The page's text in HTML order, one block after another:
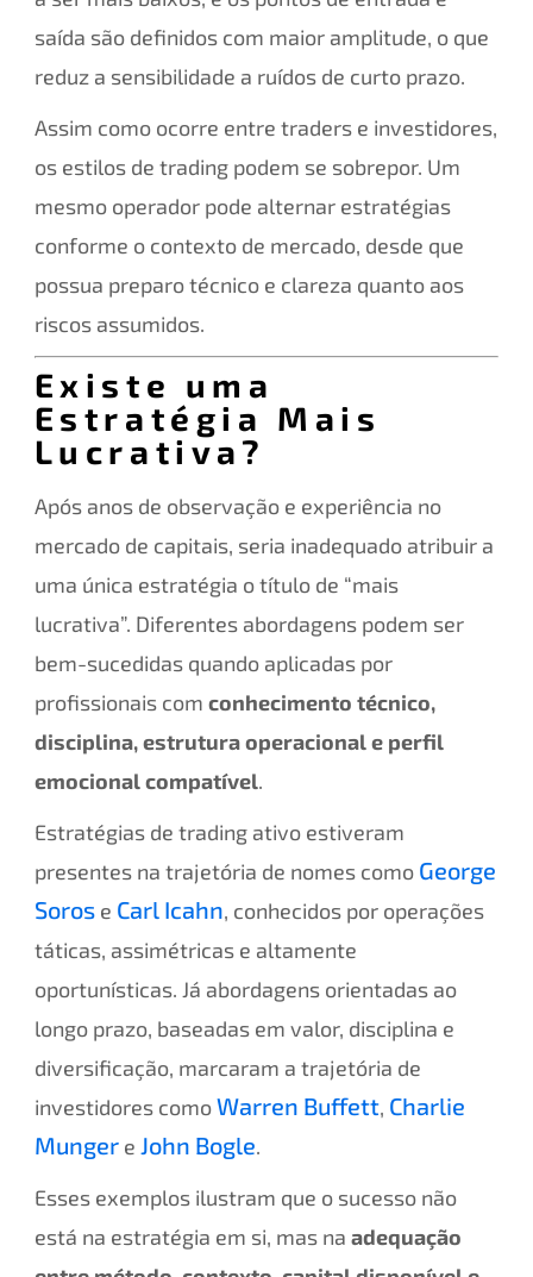
saída são definidos com maior amplitude, o que
reduz a sensibilidade a ruídos de curto prazo.
Assim como ocorre entre traders e investidores,
os estilos de trading podem se sobrepor. Um
mesmo operador pode alternar estratégias
conforme o contexto de mercado, desde que
possua preparo técnico e clareza quanto aos
riscos assumidos.
Existe uma
Estratégia Mais
Lucrativa?
Após anos de observação e experiência no
mercado de capitais, seria inadequado atribuir a
uma única estratégia o título de “mais
lucrativa”. Diferentes abordagens podem ser
bem-sucedidas quando aplicadas por
profissionais com conhecimento técnico,
disciplina, estrutura operacional e perfil
emocional compatível.
Estratégias de trading ativo estiveram
presentes na trajetória de nomes como George
Sorose Carl Icahn, conhecidos por operações
táticas, assimétricas e altamente
oportunísticas. Já abordagens orientadas ao
longo prazo, baseadas em valor, disciplina e
diversificação, marcaram a trajetória de
investidores comoWarren Buffett, Charlie
Mungere John Bogle.
Esses exemplos ilustram que o sucesso não
está na estratégia em si, mas na adequação